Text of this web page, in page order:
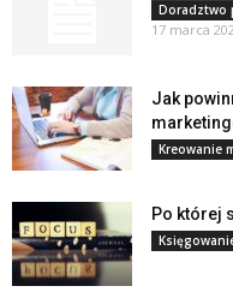
Doradztwo
17 marca
Jak
Kreowanie
Po której